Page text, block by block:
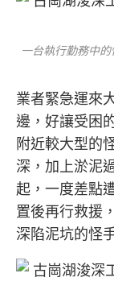
一台執行勤務中
業者緊急運來
邊，好讓受困
附近較大型的
深，加上淤泥
起，一度差點
置後再行救援
深陷泥坑的怪